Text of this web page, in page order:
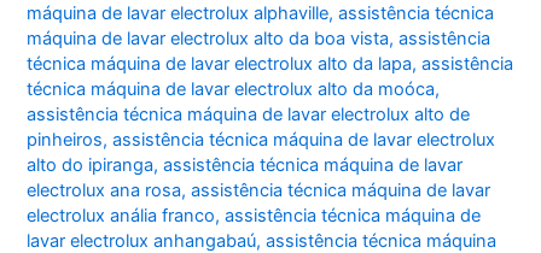
máquina de lavar electrolux alphaville,assistência técnica
máquina de lavar electrolux alto da boa vista,assistência
técnica máquina de lavar electrolux alto da lapa,assistência
técnica máquina de lavar electrolux alto da moóca,
assistência técnica máquina de lavar electrolux alto de
pinheiros,assistência técnica máquina de lavar electrolux
alto do ipiranga,assistência técnica máquina de lavar
electrolux ana rosa,assistência técnica máquina de lavar
electrolux anália franco,assistência técnica máquina de
lavar electrolux anhangabaú,assistência técnica máquina